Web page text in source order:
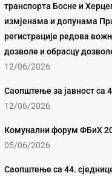
транспорта Босне и
измјенама и допунама
регистрације редова
дозволе и обрасцу
12/06/2026
Саопштење за јавност са
12/06/2026
Комунални форум ФБиХ
05/06/2026
Саопштење са 44.